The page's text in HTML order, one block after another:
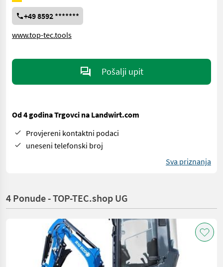
+49 8592 *******
www.top-tec.tools
Pošalji upit
Od 4 godina Trgovci na Landwirt.com
Provjereni kontaktni podaci
uneseni telefonski broj
Sva priznanja
4 Ponude - TOP-TEC.shop UG